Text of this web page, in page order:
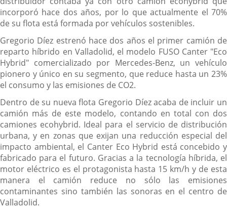
incorporó hace dos años, por lo que actualmente el 70%
de su flota está formada por vehículos sostenibles.
Gregorio Díez estrenó hace dos años el primer camión de
reparto híbrido en Valladolid, el modelo FUSO Canter "Eco
Hybrid" comercializado por Mercedes-Benz, un vehículo
pionero y único en su segmento, que reduce hasta un 23%
el consumo y las emisiones de CO2.
Dentro de su nueva flota Gregorio Díez acaba de incluir un
camión más de este modelo, contando en total con dos
camiones ecohybrid. Ideal para el servicio de distribución
urbana, y en zonas que exijan una reducción especial del
impacto ambiental, el Canter Eco Hybrid está concebido y
fabricado para el futuro. Gracias a la tecnología híbrida, el
motor eléctrico es el protagonista hasta 15 km/h y de esta
manera el camión reduce no sólo las emisiones
contaminantes sino también las sonoras en el centro de
Valladolid.